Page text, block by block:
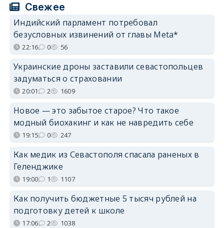
Свежее
Индийский парламент потребовал
безусловных извинений от главы Meta*
22:16 0 56
Украинские дроны заставили севастопольцев
задуматься о страховании
20:01 2 1609
Новое — это забытое старое? Что такое
модный биохакинг и как не навредить себе
19:15 0 247
Как медик из Севастополя спасала раненых в
Геленджике
19:00 1 1107
Как получить бюджетные 5 тысяч рублей на
подготовку детей к школе
17:06 2 1038